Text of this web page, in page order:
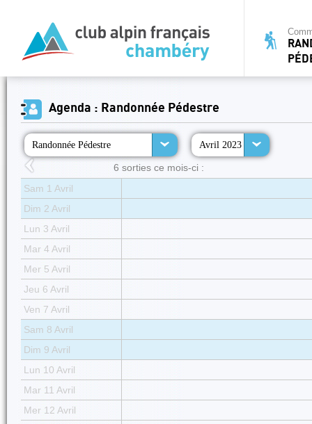
Agenda : Randonnée Pédestre
Randonnée Pédestre Avril 2023
6 sorties ce mois-ci :
Sam 1 Avril
Dim 2 Avril
Lun 3 Avril
Mar 4 Avril
Mer 5 Avril
Jeu 6 Avril
Ven 7 Avril
Sam 8 Avril
Dim 9 Avril
Lun 10 Avril
Mar 11 Avril
Mer 12 Avril